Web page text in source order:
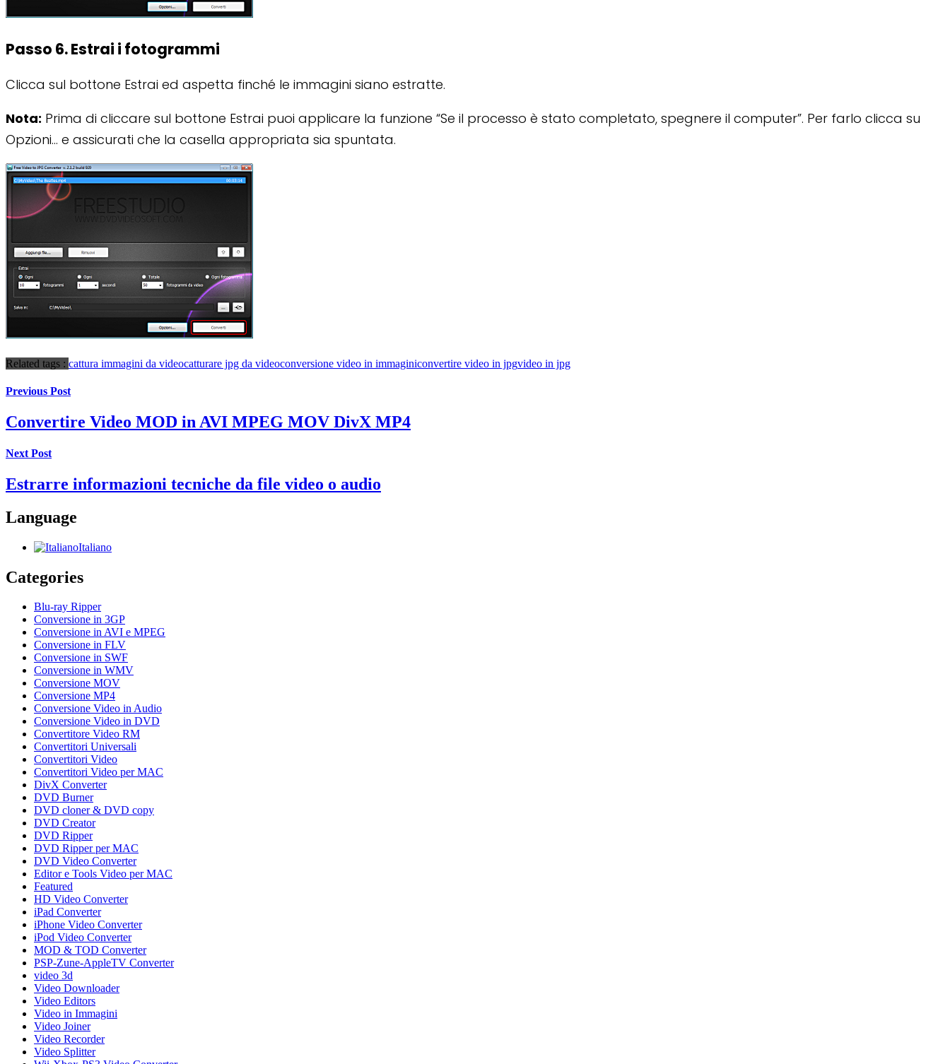
Passo 6. Estrai i fotogrammi
Clicca sul bottone Estrai ed aspetta finché le immagini siano estratte.
Nota: Prima di cliccare sul bottone Estrai puoi applicare la funzione “Se il processo è stato completato, spegnere il computer”. Per farlo clicca su
Opzioni… e assicurati che la casella appropriata sia spuntata.
Related tags : cattura immagini da videocatturare jpg da videoconversione video in immaginiconvertire video in jpgvideo in jpg
Previous Post
Convertire Video MOD in AVI MPEG MOV DivX MP4
Next Post
Estrarre informazioni tecniche da file video o audio
Language
Italiano
Categories
Blu-ray Ripper
Conversione in 3GP
Conversione in AVI e MPEG
Conversione in FLV
Conversione in SWF
Conversione in WMV
Conversione MOV
Conversione MP4
Conversione Video in Audio
Conversione Video in DVD
Convertitore Video RM
Convertitori Universali
Convertitori Video
Convertitori Video per MAC
DivX Converter
DVD Burner
DVD cloner & DVD copy
DVD Creator
DVD Ripper
DVD Ripper per MAC
DVD Video Converter
Editor e Tools Video per MAC
Featured
HD Video Converter
iPad Converter
iPhone Video Converter
iPod Video Converter
MOD & TOD Converter
PSP-Zune-AppleTV Converter
video 3d
Video Downloader
Video Editors
Video in Immagini
Video Joiner
Video Recorder
Video Splitter